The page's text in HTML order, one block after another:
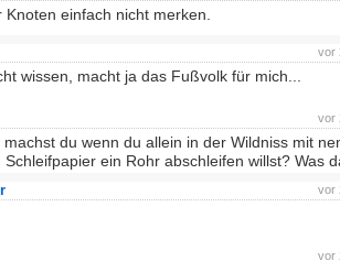
Knoten einfach nicht merken.
vor
wissen, macht ja das Fußvolk für mich...
vor
machst du wenn du allein in der Wildniss mit
Schleifpapier ein Rohr abschleifen willst? Was
vor
vor